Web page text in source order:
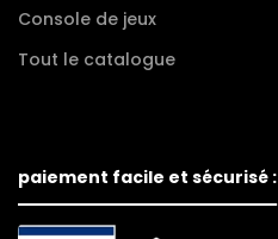
Console de jeux
Tout le catalogue
paiement facile et sécurisé :